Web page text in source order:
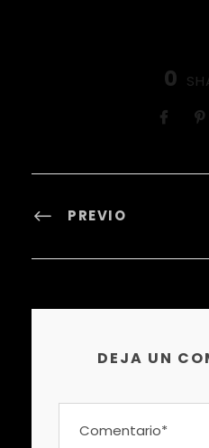
0
PREVIO
DEJA UN